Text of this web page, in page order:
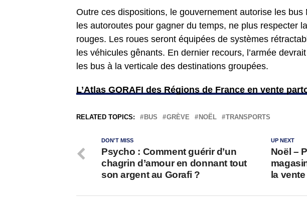
Outre ces dispositions, le gouvernement autorise les
les autoroutes pour gagner du temps, ne plus respecter
rouges. Les roues seront équipées de systèmes
les véhicules gênants. En dernier recours, l’armée
les bus à la verticale des destinations groupées.
L’Atlas GORAFI des Régions de France en vente
RELATED TOPICS: BUS GRÈVE NOËL TRANSPORTS
UP NEXT
Noël –
la
DON'T MISS
Psycho : Comment guérir d’un
chagrin d’amour en donnant tout
son argent au Gorafi ?